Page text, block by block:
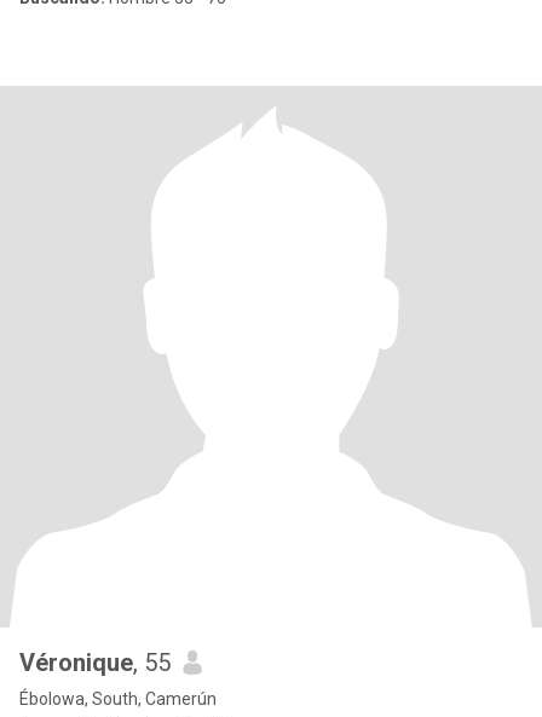
Véronique, 55
Ébolowa, South, Camerún